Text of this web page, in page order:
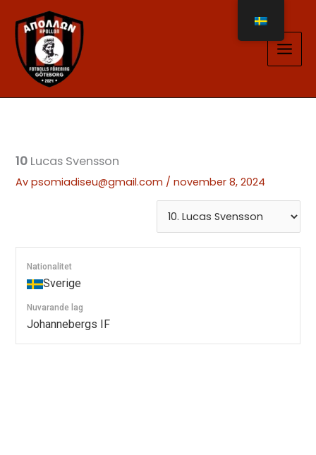
innehåll
10 Lucas Svensson
Avpsomiadiseu@gmail.com /november 8, 2024
Nationalitet
Sverige
Nuvarande lag
Johannebergs IF